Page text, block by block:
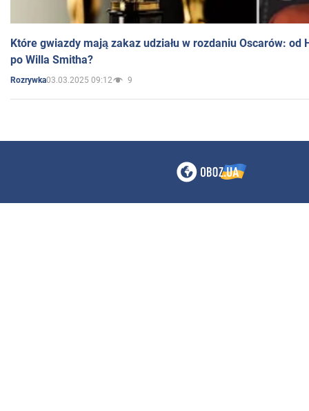
Które gwiazdy mają zakaz udziału w rozdaniu Oscarów: od
po Willa Smitha?
Rozrywka03.03.2025 09:12 9